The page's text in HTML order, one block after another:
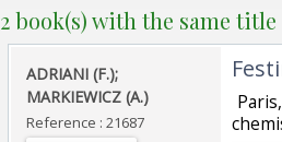
2 book(s) with the same title
‎ADRIANI (F.);
MARKIEWICZ (A.)‎
Reference : 21687